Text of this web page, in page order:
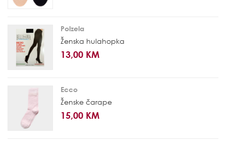
Polzela
Ženska hulahopka
13,00 KM
Ecco
Ženske čarape
15,00 KM